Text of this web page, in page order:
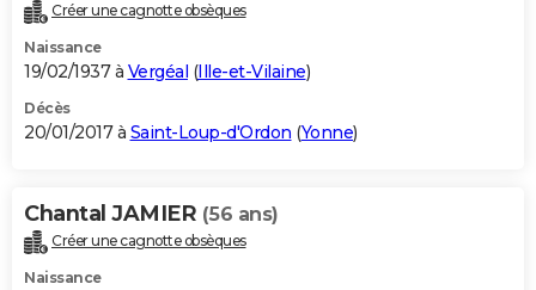
Créer une cagnotte obsèques
Naissance
19/02/1937 à Vergéal (Ille-et-Vilaine)
Décès
20/01/2017 à Saint-Loup-d'Ordon (Yonne)
Chantal JAMIER (56 ans)
Créer une cagnotte obsèques
Naissance